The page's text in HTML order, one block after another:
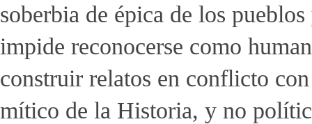
soberbia de épica de los
impide reconocerse como
construir relatos en conflicto
mítico de la Historia, y no